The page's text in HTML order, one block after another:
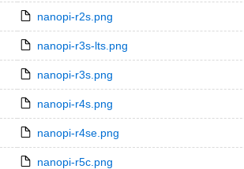
nanopi-r2s.png
nanopi-r3s-lts.png
nanopi-r3s.png
nanopi-r4s.png
nanopi-r4se.png
nanopi-r5c.png